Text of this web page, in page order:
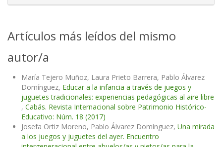
Artículos más leídos del mismo
autor/a
María Tejero Muñoz, Laura Prieto Barrera, Pablo Álvarez
Domínguez, Educar a la infancia a través de juegos y
juguetes tradicionales: experiencias pedagógicas al aire libre
, Cabás. Revista Internacional sobre Patrimonio Histórico-
Educativo: Núm. 18 (2017)
Josefa Ortiz Moreno, Pablo Álvarez Domínguez, Una mirada
a los juegos y juguetes del ayer. Encuentro